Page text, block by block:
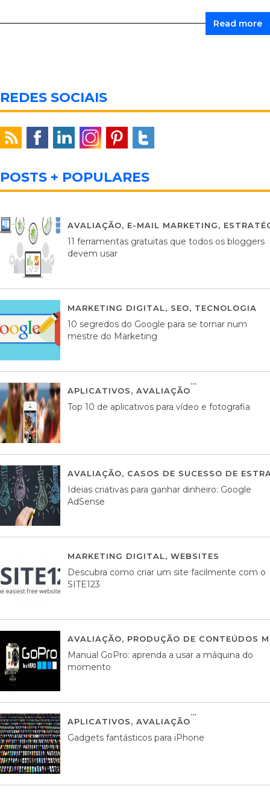
Read more
REDES SOCIAIS
POSTS + POPULARES
AVALIAÇÃO, E-MAIL MARKETING,
11 ferramentas gratuitas que todos os bloggers
devem usar
MARKETING DIGITAL, SEO, TECNOLOGIA
10 segredos do Google para se tornar num
mestre do Marketing
APLICATIVOS, AVALIAÇÃO
Top 10 de aplicativos para vídeo e fotografia
AVALIAÇÃO, CASOS DE SUCESSO DE
Ideias criativas para ganhar dinheiro: Google
AdSense
MARKETING DIGITAL, WEBSITES
Descubra como criar um site facilmente com o
SITE123
AVALIAÇÃO, PRODUÇÃO DE CONTEÚDOS
Manual GoPro: aprenda a usar a máquina do
momento
APLICATIVOS, AVALIAÇÃO
Gadgets fantásticos para iPhone